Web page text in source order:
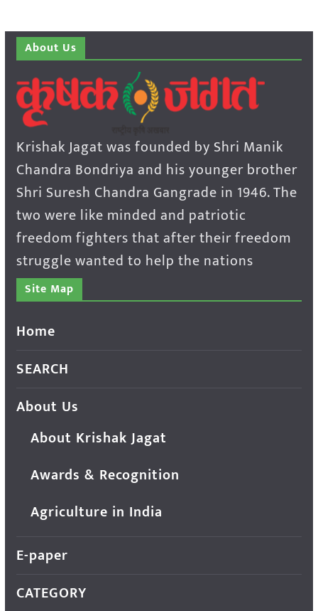
About Us
Krishak Jagat was founded by Shri Manik
Chandra Bondriya and his younger brother
Shri Suresh Chandra Gangrade in 1946. The
two were like minded and patriotic
freedom fighters that after their freedom
struggle wanted to help the nations
Site Map
Home
SEARCH
About Us
About Krishak Jagat
Awards & Recognition
Agriculture in India
E-paper
CATEGORY